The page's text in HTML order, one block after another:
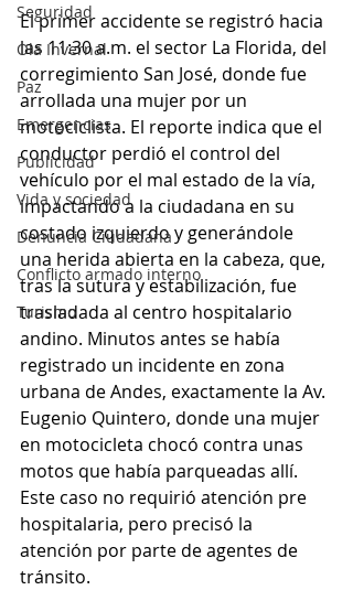
Seguridad
Ola Invernal
Paz
Emergencias
Publicidad
Vida y sociedad
Denuncia Ciudadana
Conflicto armado interno
Turismo
El primer accidente se registró hacia
las 11:30 a.m. el sector La Florida, del
corregimiento San José, donde fue
arrollada una mujer por un
motociclista. El reporte indica que el
conductor perdió el control del
vehículo por el mal estado de la vía,
impactando a la ciudadana en su
costado izquierdo y generándole
una herida abierta en la cabeza, que,
tras la sutura y estabilización, fue
trasladada al centro hospitalario
andino. Minutos antes se había
registrado un incidente en zona
urbana de Andes, exactamente la Av.
Eugenio Quintero, donde una mujer
en motocicleta chocó contra unas
motos que había parqueadas allí.
Este caso no requirió atención pre
hospitalaria, pero precisó la
atención por parte de agentes de
tránsito.